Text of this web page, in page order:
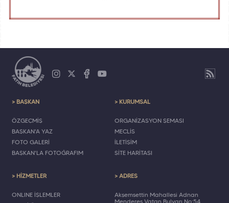
> BAŞKAN
ÖZGEÇMİŞ
BAŞKAN'A YAZ
FOTO GALERİ
BAŞKAN'LA FOTOĞRAFIM
> KURUMSAL
ORGANİZASYON ŞEMASI
MECLİS
İLETİŞİM
SİTE HARİTASI
> HİZMETLER
ONLINE İŞLEMLER
> ADRES
Akşemsettin Mahallesi Adnan
Menderes Vatan Bulvarı No:54